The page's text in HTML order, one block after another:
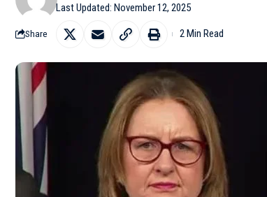
Last Updated: November 12, 2025
Share 2 Min Read